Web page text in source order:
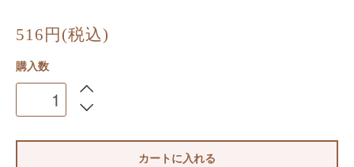
516円(税込)
購入数
カートに入れる